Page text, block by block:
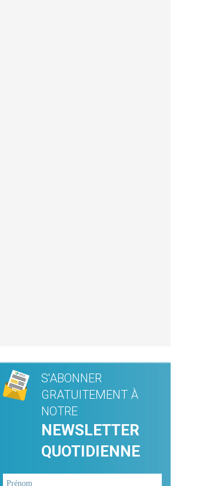
S'ABONNER
GRATUITEMENT À
NOTRE
NEWSLETTER
QUOTIDIENNE